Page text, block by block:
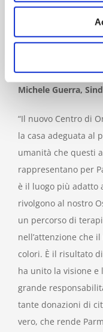
virtuosa che nasce
consolidare un
cura e assistenza,
Michele Guerra,
“Il nuovo Centro di
la casa adeguata al
umanità che questi
rappresentano per
è il luogo più adatto
rivolgono al nostro
un percorso di
nell’attenzione che
colori. È il risultato
ha unito la visione e
grande
tante donazioni di
vero, che rende